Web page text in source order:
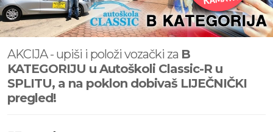
AKCIJA - upiši i položi vozački za B
KATEGORIJU u Autoškoli Classic-R u
SPLITU, a na poklon dobivaš LIJEČNIČKI
pregled!